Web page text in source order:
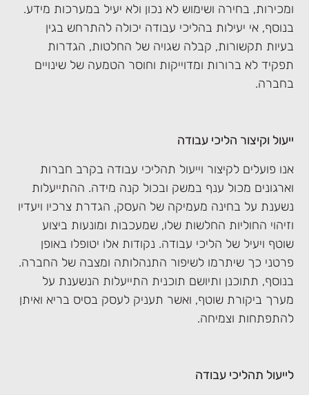
ומכירות, בחירה ושימוש לא נכון ולא יעיל במערכות מידע.
בנוסף, אי יעילות בהליכי עבודה יכולה להתרחש בגין
בעיות תקשורות, קבלה שגויה של החלטות, הגדרות
תפקיד לא ברורות ומדוייקות וחוסר הטמעה של שינויים
בחברה.
ייעול וקיצור הליכי עבודה
אנו פועלים לקיצור וייעול תהליכי עבודה בקרב חברות
וארגונים מכול ענף במשק ובכול קנה מידה. ההתייעלות
נשענת על בחינה מעמיקה של העסק, הגדרת צרכיו ויעדיו
וזיהוי החוליות החלשות שלו, שמעכבות ומונעות ביצוע
שוטף ויעיל של הליכי עבודה. נקודות אלו יטופלו באופן
פרטני כך שיתרמו לשיפור התנהלותה ומצבה של החברה.
בנוסף, תתוכנן ותיושם תוכנית התייעלות הנשענת על
מערך ביקורת שוטף, ואשר תעניק לעסק בסיס בריא ואיתן
להתפתחות וצמיחה.
לייעול תהליכי עבודה